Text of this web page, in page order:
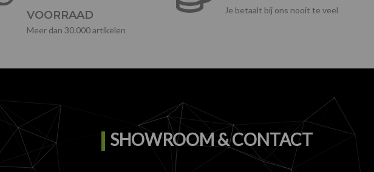
VOORRAAD
Meer dan 30.000 artikelen
Je betaalt bij ons nooit te veel
SHOWROOM & CONTACT